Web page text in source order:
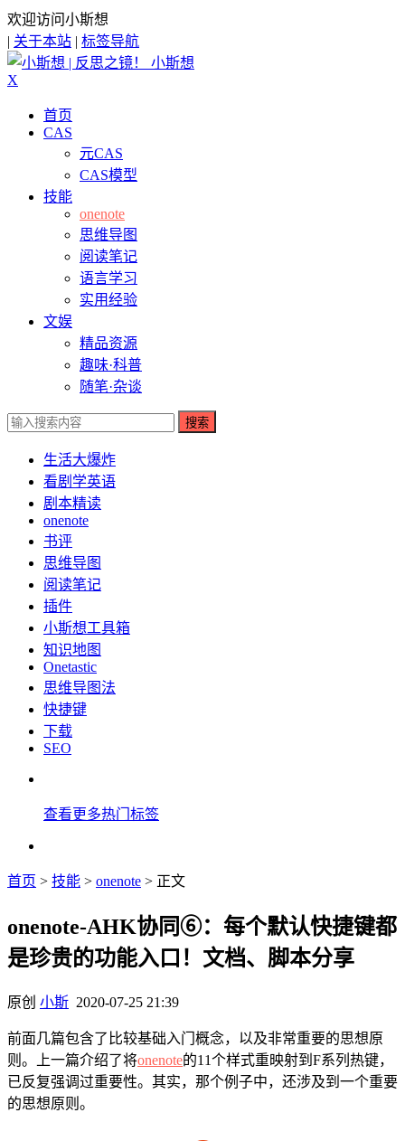
欢迎访问小斯想
| 关于本站 | 标签导航
小斯想
X
首页
CAS
元CAS
CAS模型
技能
onenote
思维导图
阅读笔记
语言学习
实用经验
文娱
精品资源
趣味·科普
随笔·杂谈
搜索
生活大爆炸
看剧学英语
剧本精读
onenote
书评
思维导图
阅读笔记
插件
小斯想工具箱
知识地图
Onetastic
思维导图法
快捷键
下载
SEO
查看更多热门标签
首页 > 技能 > onenote > 正文
onenote-AHK协同⑥：每个默认快捷键都
是珍贵的功能入口！文档、脚本分享
原创 小斯 2020-07-25 21:39
前面几篇包含了比较基础入门概念，以及非常重要的思想原
则。上一篇介绍了将onenote的11个样式重映射到F系列热键，
已反复强调过重要性。其实，那个例子中，还涉及到一个重要
的思想原则。